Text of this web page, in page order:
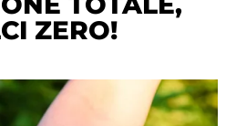
ZERO!